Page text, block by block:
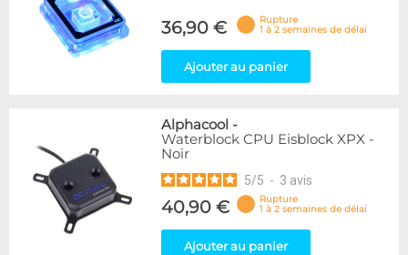
36,90 €
Rupture
1 à 2 semaines de délai
Ajouter au panier
Alphacool -
Waterblock CPU Eisblock XPX -
Noir
5/5 - 3 avis
40,90 €
Rupture
1 à 2 semaines de délai
Ajouter au panier